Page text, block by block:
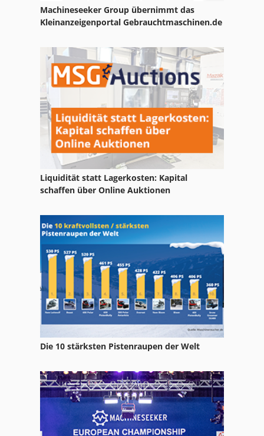
Nc Fräsmaschine
Tur 560
Machineseeker Group übernimmt das
Kleinanzeigenportal Gebrauchtmaschinen.de
Liquidität statt Lagerkosten: Kapital
schaffen über Online Auktionen
Die 10 stärksten Pistenraupen der Welt